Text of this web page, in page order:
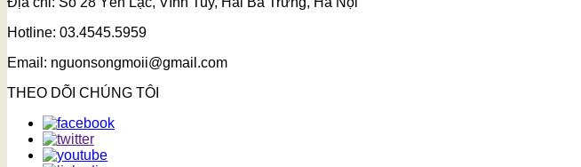
Hotline: 03.4545.5959
Email: nguonsongmoii@gmail.com
THEO DÕI CHÚNG TÔI